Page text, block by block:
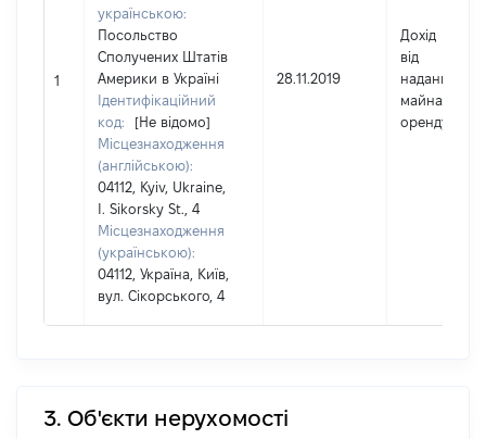
1
українською:
Посольство
Сполучених Штатів
Америки в Україні
Ідентифікаційний
код:
[Не відомо]
Місцезнаходження
(англійською):
04112, Kyiv, Ukraine,
I. Sikorsky St., 4
Місцезнаходження
(українською):
04112, Україна, Київ,
вул. Сікорського, 4
28.11.2019
Дохід
від
надання
майна в
оренду
3. Об'єкти нерухомості